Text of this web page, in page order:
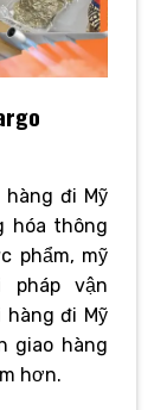
đi Mỹ
hóa thông
phẩm, mỹ
pháp vận
đi Mỹ
giao hàng
hơn.